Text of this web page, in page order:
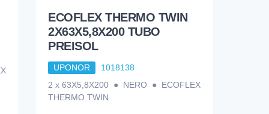
ECOFLEX THERMO TWIN
2X63X5,8X200 TUBO
PREISOL
UPONOR
1018138
2 x 63X5,8X200 ● NERO ● ECOFLEX
THERMO TWIN